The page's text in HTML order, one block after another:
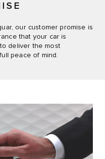
our customer promise is
that your car is
deliver the most
peace of mind.